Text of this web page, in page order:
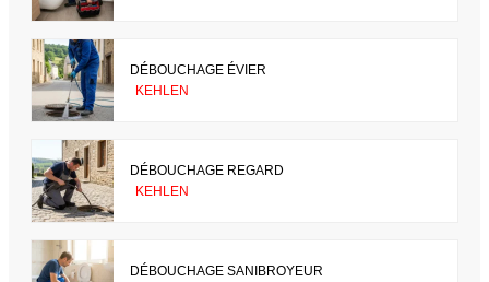
DÉBOUCHAGE ÉVIER
KEHLEN
DÉBOUCHAGE REGARD
KEHLEN
DÉBOUCHAGE SANIBROYEUR